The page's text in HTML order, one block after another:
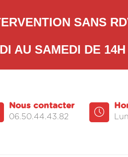
SANS
AU SAMEDI DE 14H
Nous contacter
06.50.44.43.82